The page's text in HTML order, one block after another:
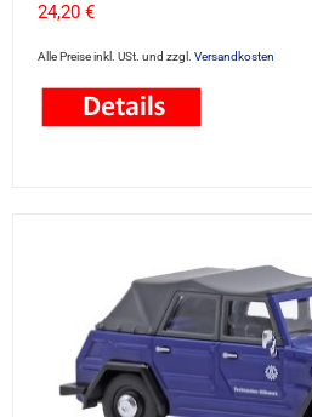
24,20 €
Alle Preise inkl. USt. und zzgl. Versandkosten